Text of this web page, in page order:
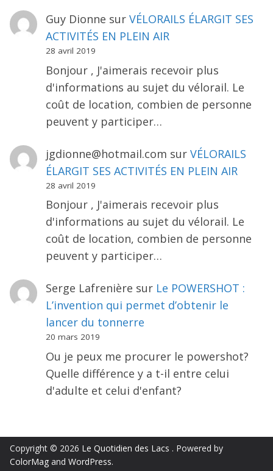
Guy Dionne sur VÉLORAILS ÉLARGIT SES
ACTIVITÉS EN PLEIN AIR
28 avril 2019
Bonjour , J'aimerais recevoir plus
d'informations au sujet du vélorail. Le
coût de location, combien de personne
peuvent y participer…
jgdionne@hotmail.com sur VÉLORAILS
ÉLARGIT SES ACTIVITÉS EN PLEIN AIR
28 avril 2019
Bonjour , J'aimerais recevoir plus
d'informations au sujet du vélorail. Le
coût de location, combien de personne
peuvent y participer…
Serge Lafrenière sur Le POWERSHOT :
L’invention qui permet d’obtenir le
lancer du tonnerre
20 mars 2019
Ou je peux me procurer le powershot?
Quelle différence y a t-il entre celui
d'adulte et celui d'enfant?
Copyright © 2026 Le Quotidien des Lacs . Powered by
ColorMag and WordPress.